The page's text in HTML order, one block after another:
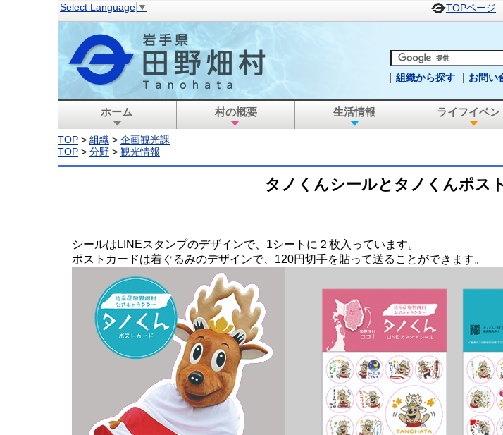
Select Language ▼ TOPページ
組織から探す お問い
ホーム 村の概要 生活情報 ライフイベン
TOP > 組織 > 企画観光課
TOP > 分野 > 観光情報
タノくんシールとタノくんポス
シールはLINEスタンプのデザインで、1シートに２枚入っています。
ポストカードは着ぐるみのデザインで、120円切手を貼って送ることができます。